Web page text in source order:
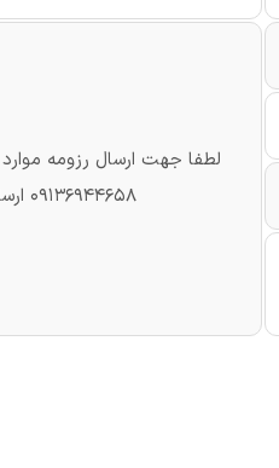
لطفا جهت ارسال رزومه
09136944658 ارسال گردد